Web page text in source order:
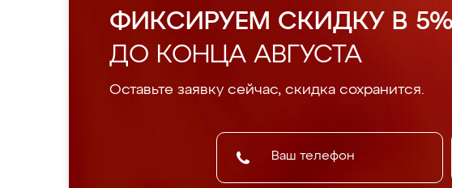
ФИКСИРУЕМ СКИДКУ В 5%
ДО КОНЦА АВГУСТА
Оставьте заявку сейчас, скидка сохранится.